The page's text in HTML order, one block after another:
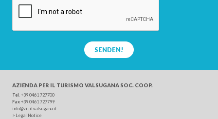
SENDEN!
AZIENDA PER IL TURISMO VALSUGANA SOC. COOP.
Tel . +39 0461 727700
Fax+39 0461 727799
info@visitvalsugana.it
> Legal Notice